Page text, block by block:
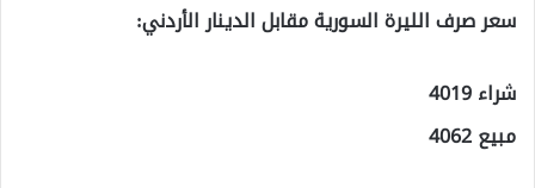
سعر صرف الليرة السورية مقابل الدينار الأردني:
شراء 4019
مبيع 4062